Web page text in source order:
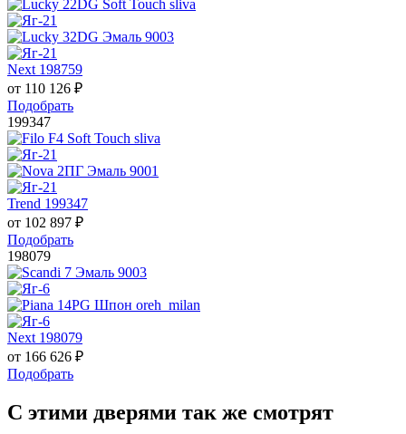
Next 198759
от 110 126 ₽
Подобрать
199347
Trend 199347
от 102 897 ₽
Подобрать
198079
Next 198079
от 166 626 ₽
Подобрать
С этими дверями так же смотрят